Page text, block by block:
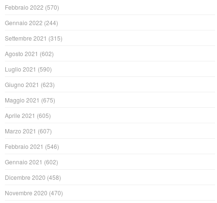
Febbraio 2022 (570)
Gennaio 2022 (244)
Settembre 2021 (315)
Agosto 2021 (602)
Luglio 2021 (590)
Giugno 2021 (623)
Maggio 2021 (675)
Aprile 2021 (605)
Marzo 2021 (607)
Febbraio 2021 (546)
Gennaio 2021 (602)
Dicembre 2020 (458)
Novembre 2020 (470)